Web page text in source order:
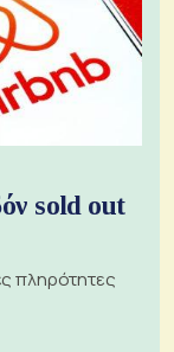
sold out
πληρότητες